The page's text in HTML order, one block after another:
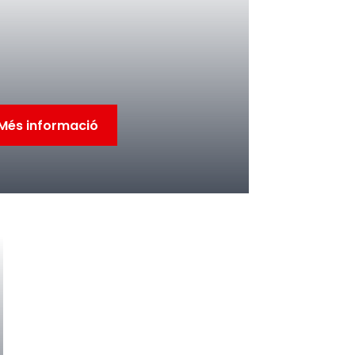
informació